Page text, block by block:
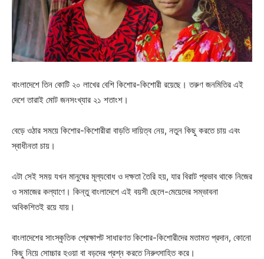
বাংলাদেশে তিন কোটি ২০ লাখের বেশি কিশোর-কিশোরী রয়েছে। তরুণ জনমিতির এই
দেশে তারাই মোট জনসংখ্যার ২১ শতাংশ।
বেড়ে ওঠার সময়ে কিশোর-কিশোরীরা বাড়তি দায়িত্ব নেয়, নতুন কিছু করতে চায় এবং
স্বাধীনতা চায়।
এটা সেই সময় যখন মানুষের মূল্যবোধ ও দক্ষতা তৈরি হয়, যার বিরাট প্রভাব থাকে নিজের
ও সমাজের কল্যাণে। কিন্তু বাংলাদেশে এই বয়সী ছেলে-মেয়েদের সম্ভাবনা
অবিকশিতই রয়ে যায়।
বাংলাদেশের সাংস্কৃতিক প্রেক্ষাপট সাধারণত কিশোর-কিশোরীদের মতামত প্রদান, কোনো
কিছু নিয়ে সোচ্চার হওয়া বা বড়দের প্রশ্ন করতে নিরুৎসাহিত করে।